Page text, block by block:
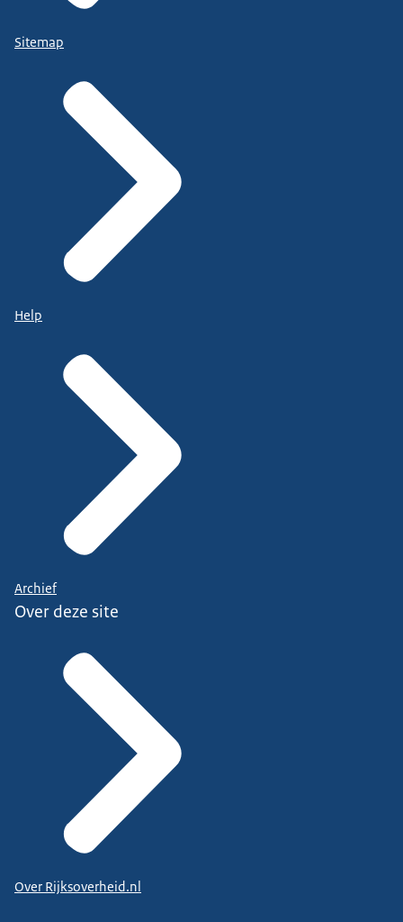
Sitemap
Help
Archief
Over deze site
Over Rijksoverheid.nl